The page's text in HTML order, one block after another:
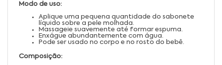
Modo de uso:
Aplique uma pequena quantidade do sabonete
líquido sobre a pele molhada.
Massageie suavemente até formar espuma.
Enxágue abundantemente com água.
Pode ser usado no corpo e no rosto do bebê.
Composição: